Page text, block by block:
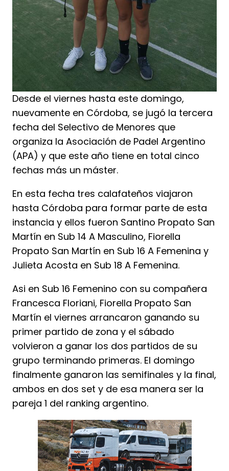
Desde el viernes hasta este domingo,
nuevamente en Córdoba, se jugó la tercera
fecha del Selectivo de Menores que
organiza la Asociación de Padel Argentino
(APA) y que este año tiene en total cinco
fechas más un máster.
En esta fecha tres calafateños viajaron
hasta Córdoba para formar parte de esta
instancia y ellos fueron Santino Propato San
Martín en Sub 14 A Masculino, Fiorella
Propato San Martín en Sub 16 A Femenina y
Julieta Acosta en Sub 18 A Femenina.
Asi en Sub 16 Femenino con su compañera
Francesca Floriani, Fiorella Propato San
Martín el viernes arrancaron ganando su
primer partido de zona y el sábado
volvieron a ganar los dos partidos de su
grupo terminando primeras. El domingo
finalmente ganaron las semifinales y la final,
ambos en dos set y de esa manera ser la
pareja 1 del ranking argentino.